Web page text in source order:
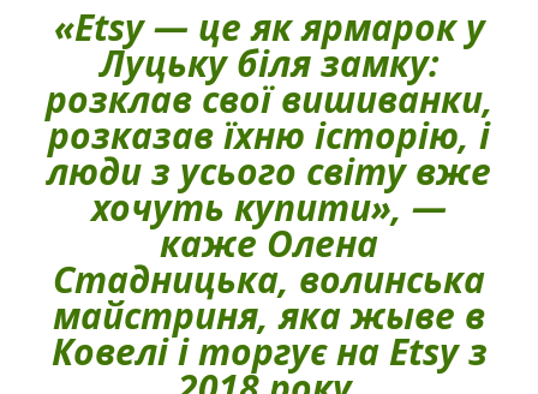
«Etsy — це як ярмарок у
Луцьку біля замку:
розклав свої вишиванки,
розказав їхню історію, і
люди з усього світу вже
хочуть купити», —
каже Олена
Стадницька, волинська
майстриня, яка жыве в
Ковелі і торгує на Etsy з